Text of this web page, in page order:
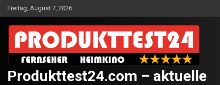
Skip
to
content
Freitag, August 7, 2026
Produkttest24.com – aktuelle